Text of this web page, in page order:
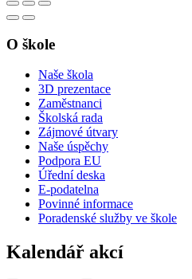
O škole
Naše škola
3D prezentace
Zaměstnanci
Školská rada
Zájmové útvary
Naše úspěchy
Podpora EU
Úřední deska
E-podatelna
Povinné informace
Poradenské služby ve škole
Kalendář akcí